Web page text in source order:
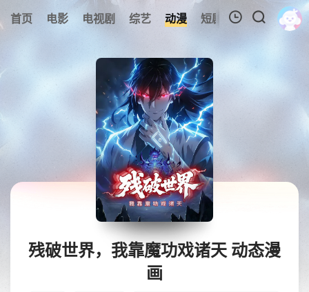
首页 电影 电视剧 综艺 动漫 短剧 今日更新
0
暂无观看影片的记录
残破世界，我靠魔功戏诸天 动态漫
画